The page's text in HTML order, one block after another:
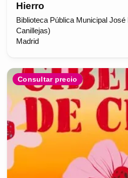
Hierro
Biblioteca Pública Municipal
Canillejas)
Madrid
Consultar precio